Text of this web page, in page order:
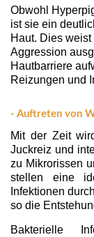
Obwohl
ist sie ein
Haut. Dies
Aggression
Hautbarriere
Reizungen und
- Auftreten von
Mit der Zeit
Juckreiz und
zu Mikrorissen
stellen eine
Infektionen
so die
Bakterielle